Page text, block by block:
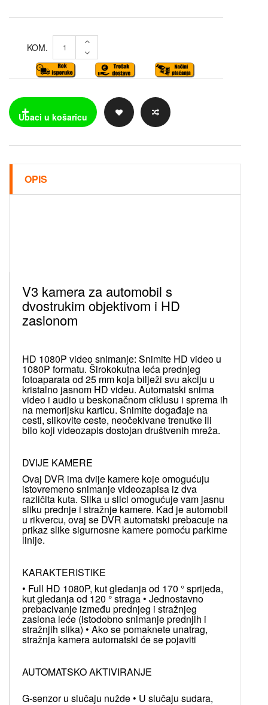
KOM.
OPIS
V3 kamera za automobil s
dvostrukim objektivom i HD
zaslonom
HD 1080P video snimanje: Snimite HD video u
1080P formatu. Širokokutna leća prednjeg
fotoaparata od 25 mm koja bilježi svu akciju u
kristalno jasnom HD videu. Automatski snima
video i audio u beskonačnom ciklusu i sprema ih
na memorijsku karticu. Snimite događaje na
cesti, slikovite ceste, neočekivane trenutke ili
bilo koji videozapis dostojan društvenih mreža.
DVIJE KAMERE
Ovaj DVR ima dvije kamere koje omogućuju
istovremeno snimanje videozapisa iz dva
različita kuta. Slika u slici omogućuje vam jasnu
sliku prednje i stražnje kamere. Kad je automobil
u rikvercu, ovaj se DVR automatski prebacuje na
prikaz slike sigurnosne kamere pomoću parkirne
linije.
KARAKTERISTIKE
• Full HD 1080P, kut gledanja od 170 ° sprijeda,
kut gledanja od 120 ° straga • Jednostavno
prebacivanje između prednjeg i stražnjeg
zaslona leće (istodobno snimanje prednjih i
stražnjih slika) • Ako se pomaknete unatrag,
stražnja kamera automatski će se pojaviti
AUTOMATSKO AKTIVIRANJE
G-senzor u slučaju nužde • U slučaju sudara,